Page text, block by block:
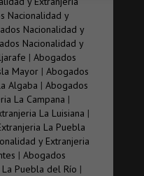
perderse en base a
y por ello es
por Abogados de
siendo
otra nacionalidad
un plazo de 3 meses
la nacionalidad
determina que la
de países
Guinea Ecuatorial
la pérdida
Nacionalidad y
Nacionalidad y
Nacionalidad y
|Abogados
Mayor |Abogados
Algaba | Abogados
La Campana |
La Luisiana |
La Puebla
y Extranjeria
| Abogados
Puebla del Río |